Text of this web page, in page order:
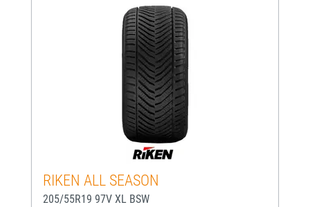
RIKEN ALL SEASON
205/55R19 97V XL BSW